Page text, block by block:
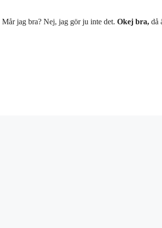
Mår jag bra? Nej, jag gör ju inte det. Okej bra, då